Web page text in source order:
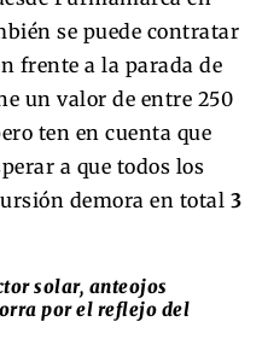
se puede contratar
frente a la parada de
un valor de entre 250
ten en cuenta que
a que todos los
demora en total 3
solar, anteojos
por el reflejo del